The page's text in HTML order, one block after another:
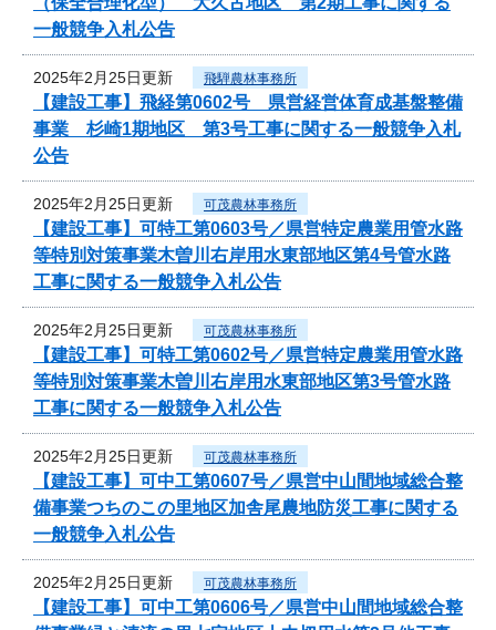
一般競争入札公告
2025年2月25日更新 飛騨農林事務所
【建設工事】飛経第0602号 県営経営体育成基盤整備
事業 杉崎1期地区 第3号工事に関する一般競争入札
公告
2025年2月25日更新 可茂農林事務所
【建設工事】可特工第0603号／県営特定農業用管水路
等特別対策事業木曽川右岸用水東部地区第4号管水路
工事に関する一般競争入札公告
2025年2月25日更新 可茂農林事務所
【建設工事】可特工第0602号／県営特定農業用管水路
等特別対策事業木曽川右岸用水東部地区第3号管水路
工事に関する一般競争入札公告
2025年2月25日更新 可茂農林事務所
【建設工事】可中工第0607号／県営中山間地域総合整
備事業つちのこの里地区加舎尾農地防災工事に関する
一般競争入札公告
2025年2月25日更新 可茂農林事務所
【建設工事】可中工第0606号／県営中山間地域総合整